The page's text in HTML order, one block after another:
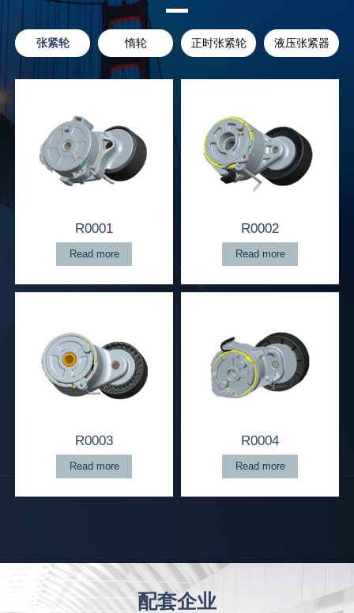
张紧轮 惰轮 正时张紧轮 液压张紧器
R0001
Read more
R0002
Read more
R0003
Read more
R0004
Read more
配套企业